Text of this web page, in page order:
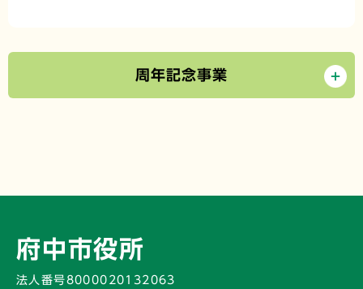
周年記念事業
府中市役所
法人番号8000020132063